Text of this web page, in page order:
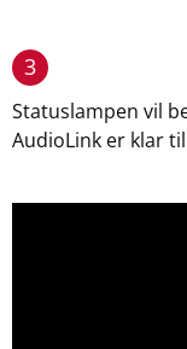
3
Statuslampen vil
AudioLink er klar